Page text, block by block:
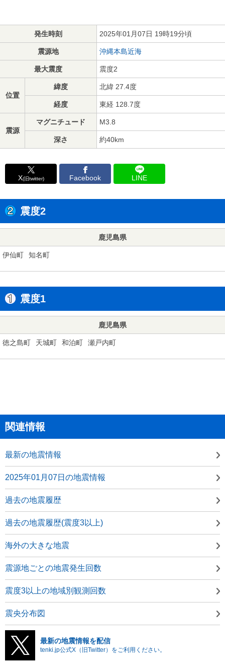
発生時刻 2025年01月07日 19時19分頃
震源地 沖縄本島近海
最大震度 震度2
位置
緯度 北緯 27.4度
経度 東経 128.7度
震源
マグニチュード M3.8
深さ 約40km
X(旧twitter) Facebook LINE
震度2
鹿児島県
伊仙町 知名町
震度1
鹿児島県
徳之島町 天城町 和泊町 瀬戸内町
関連情報
最新の地震情報
2025年01月07日の地震情報
過去の地震履歴
過去の地震履歴(震度3以上)
海外の大きな地震
震源地ごとの地震発生回数
震度3以上の地域別観測回数
震央分布図
最新の地震情報を配信
tenki.jp公式X（旧Twitter）をご利用ください。